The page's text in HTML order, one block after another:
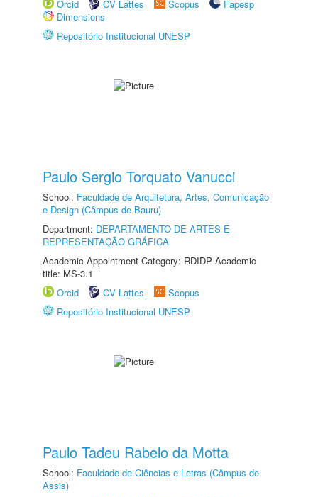
Orcid
CV Lattes Scopus
Fapesp
Dimensions
Repositório Institucional UNESP
Paulo Sergio Torquato Vanucci
School: Faculdade de Arquitetura, Artes, Comunicação
e Design (Câmpus de Bauru)
Department: DEPARTAMENTO DE ARTES E
REPRESENTAÇÃO GRÁFICA
Academic Appointment Category: RDIDP Academic
title: MS-3.1
Orcid
CV Lattes
Scopus
Repositório Institucional UNESP
Paulo Tadeu Rabelo da Motta
School: Faculdade de Ciências e Letras (Câmpus de
Assis)